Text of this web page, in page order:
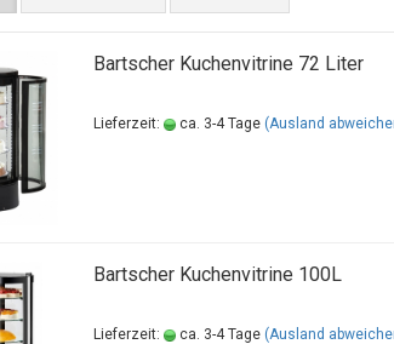
Bartscher Kuchenvitrine 72 Liter
Lieferzeit: ca. 3-4 Tage (Ausland
Bartscher Kuchenvitrine 100L
Lieferzeit: ca. 3-4 Tage (Ausland